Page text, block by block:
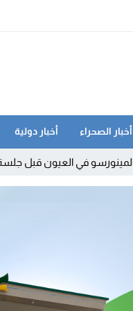
أخبار الصحراء أخبار دولية
العيون قبل جلسة مجلس الأمن